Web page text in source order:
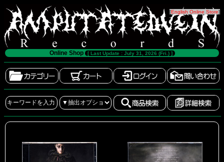
[English Online Store]
Online Shop [ Last Update : July 31, 2026 (Fri.) ]